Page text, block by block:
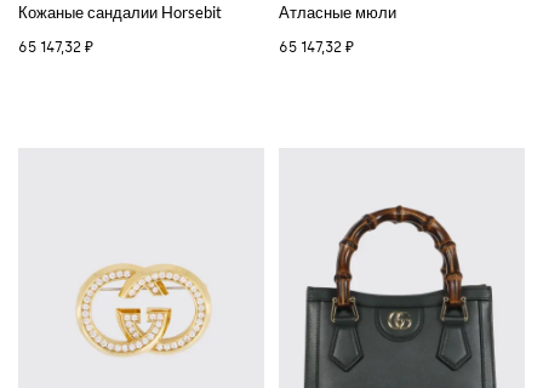
Кожаные сандалии Horsebit
65 147,32 ₽
Атласные мюли
65 147,32 ₽